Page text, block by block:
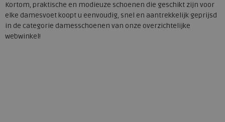
Kortom, praktische en modieuze schoenen die geschikt zijn voor
elke damesvoet koopt u eenvoudig, snel en aantrekkelijk geprijsd
in de categorie damesschoenen van onze overzichtelijke
webwinkel!